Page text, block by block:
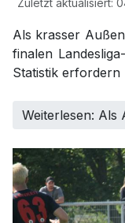
Zuletzt aktualisiert:
Als krasser
finalen
Statistik erfordern
Weiterlesen: Als